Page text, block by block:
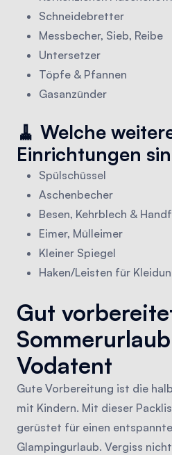
Schneidebretter
Messbecher, Sieb, Reibe
Untersetzer
Töpfe & Pfannen
Gasanzünder
🧹 Welche
Einrichtungen
Spülschüssel
Aschenbecher
Besen, Kehrblech &
Eimer, Mülleimer
Kleiner Spiegel
Haken/Leisten für
Gut
Vodatent
Gute Vorbereitung ist die
mit Kindern. Mit dieser
gerüstet für einen
Glampingurlaub. Vergiss